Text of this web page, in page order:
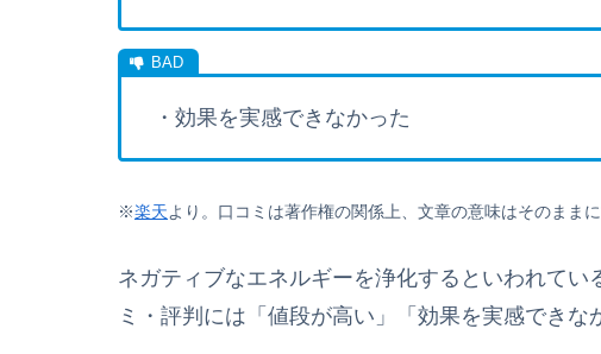
・効果を実感できなかった
※楽天より。 口コミは著作権の関係上、文章の意味はそのまま
ネガティブなエネルギーを浄化するといわれて
ミ・評判には「値段が高い」「効果を実感できな